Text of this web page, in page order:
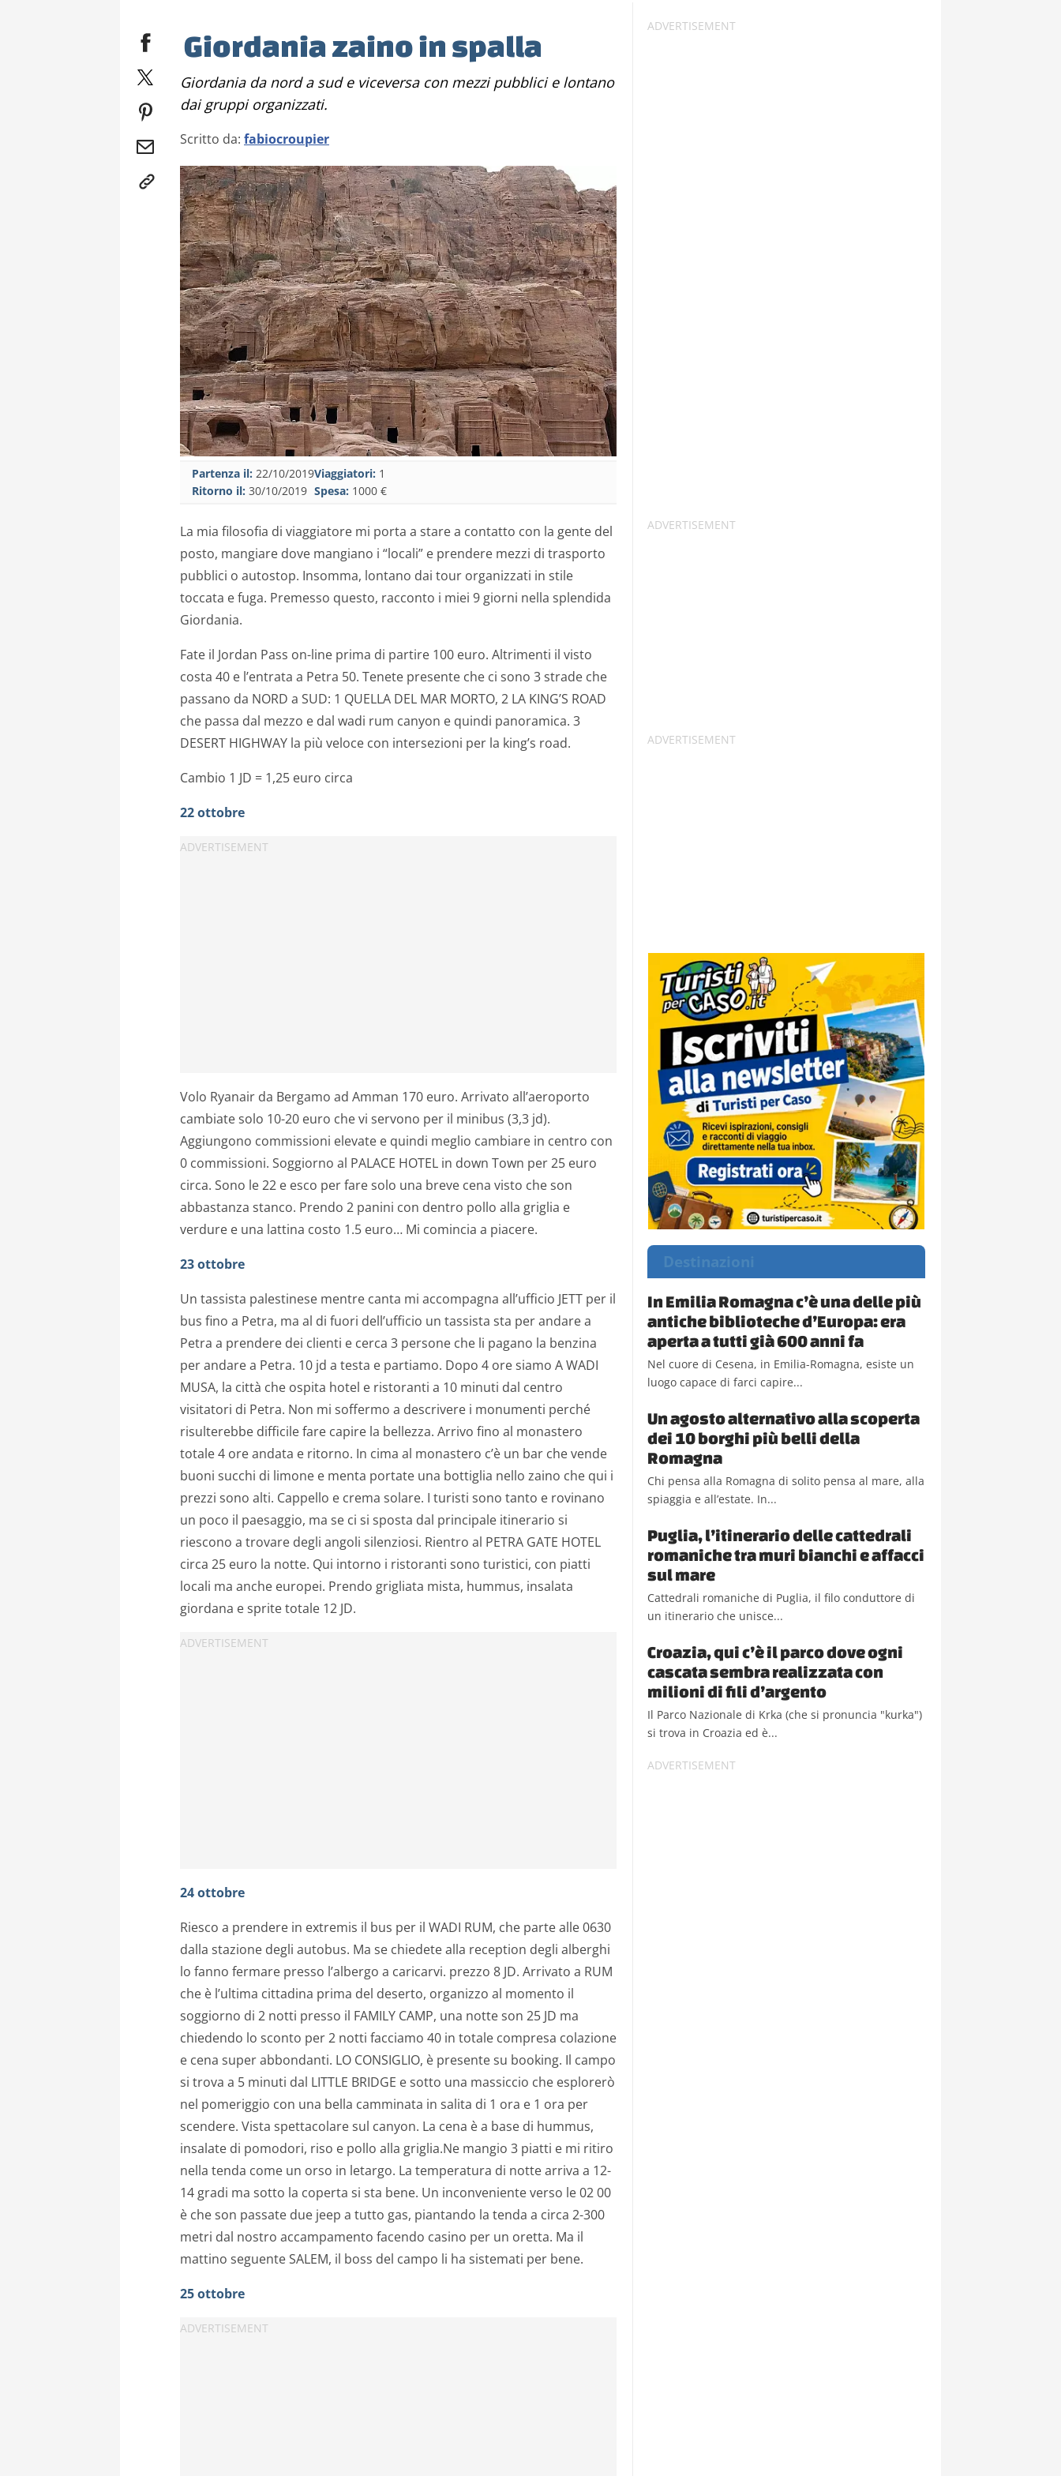
Giordania zaino in spalla
Giordania da nord a sud e viceversa con mezzi pubblici e lontano
dai gruppi organizzati.
Scritto da: fabiocroupier
Partenza il: 22/10/2019
Ritorno il: 30/10/2019
Viaggiatori: 1
Spesa: 1000 €
La mia filosofia di viaggiatore mi porta a stare a contatto con la gente del
posto, mangiare dove mangiano i “locali” e prendere mezzi di trasporto
pubblici o autostop. Insomma, lontano dai tour organizzati in stile
toccata e fuga. Premesso questo, racconto i miei 9 giorni nella splendida
Giordania.
Fate il Jordan Pass on-line prima di partire 100 euro. Altrimenti il visto
costa 40 e l’entrata a Petra 50. Tenete presente che ci sono 3 strade che
passano da NORD a SUD: 1 QUELLA DEL MAR MORTO, 2 LA KING’S ROAD
che passa dal mezzo e dal wadi rum canyon e quindi panoramica. 3
DESERT HIGHWAY la più veloce con intersezioni per la king’s road.
Cambio 1 JD = 1,25 euro circa
22 ottobre
Volo Ryanair da Bergamo ad Amman 170 euro. Arrivato all’aeroporto
cambiate solo 10-20 euro che vi servono per il minibus (3,3 jd).
Aggiungono commissioni elevate e quindi meglio cambiare in centro con
0 commissioni. Soggiorno al PALACE HOTEL in down Town per 25 euro
circa. Sono le 22 e esco per fare solo una breve cena visto che son
abbastanza stanco. Prendo 2 panini con dentro pollo alla griglia e
verdure e una lattina costo 1.5 euro… Mi comincia a piacere.
23 ottobre
Un tassista palestinese mentre canta mi accompagna all’ufficio JETT per il
bus fino a Petra, ma al di fuori dell’ufficio un tassista sta per andare a
Petra a prendere dei clienti e cerca 3 persone che li pagano la benzina
per andare a Petra. 10 jd a testa e partiamo. Dopo 4 ore siamo A WADI
MUSA, la città che ospita hotel e ristoranti a 10 minuti dal centro
visitatori di Petra. Non mi soffermo a descrivere i monumenti perché
risulterebbe difficile fare capire la bellezza. Arrivo fino al monastero
totale 4 ore andata e ritorno. In cima al monastero c’è un bar che vende
buoni succhi di limone e menta portate una bottiglia nello zaino che qui i
prezzi sono alti. Cappello e crema solare. I turisti sono tanto e rovinano
un poco il paesaggio, ma se ci si sposta dal principale itinerario si
riescono a trovare degli angoli silenziosi. Rientro al PETRA GATE HOTEL
circa 25 euro la notte. Qui intorno i ristoranti sono turistici, con piatti
locali ma anche europei. Prendo grigliata mista, hummus, insalata
giordana e sprite totale 12 JD.
24 ottobre
Riesco a prendere in extremis il bus per il WADI RUM, che parte alle 0630
dalla stazione degli autobus. Ma se chiedete alla reception degli alberghi
lo fanno fermare presso l’albergo a caricarvi. prezzo 8 JD. Arrivato a RUM
che è l’ultima cittadina prima del deserto, organizzo al momento il
soggiorno di 2 notti presso il FAMILY CAMP, una notte son 25 JD ma
chiedendo lo sconto per 2 notti facciamo 40 in totale compresa colazione
e cena super abbondanti. LO CONSIGLIO, è presente su booking. Il campo
si trova a 5 minuti dal LITTLE BRIDGE e sotto una massiccio che esplorerò
nel pomeriggio con una bella camminata in salita di 1 ora e 1 ora per
scendere. Vista spettacolare sul canyon. La cena è a base di hummus,
insalate di pomodori, riso e pollo alla griglia.Ne mangio 3 piatti e mi ritiro
nella tenda come un orso in letargo. La temperatura di notte arriva a 12-
14 gradi ma sotto la coperta si sta bene. Un inconveniente verso le 02 00
è che son passate due jeep a tutto gas, piantando la tenda a circa 2-300
metri dal nostro accampamento facendo casino per un oretta. Ma il
mattino seguente SALEM, il boss del campo li ha sistemati per bene.
25 ottobre
Destinazioni
In Emilia Romagna c’è una delle più
antiche biblioteche d’Europa: era
aperta a tutti già 600 anni fa
Nel cuore di Cesena, in Emilia-Romagna, esiste un
luogo capace di farci capire...
Un agosto alternativo alla scoperta
dei 10 borghi più belli della
Romagna
Chi pensa alla Romagna di solito pensa al mare, alla
spiaggia e all’estate. In...
Puglia, l’itinerario delle cattedrali
romaniche tra muri bianchi e affacci
sul mare
Cattedrali romaniche di Puglia, il filo conduttore di
un itinerario che unisce...
Croazia, qui c’è il parco dove ogni
cascata sembra realizzata con
milioni di fili d’argento
Il Parco Nazionale di Krka (che si pronuncia "kurka")
si trova in Croazia ed è...